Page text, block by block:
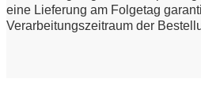
eine Lieferung am Folgetag
Verarbeitungszeitraum der